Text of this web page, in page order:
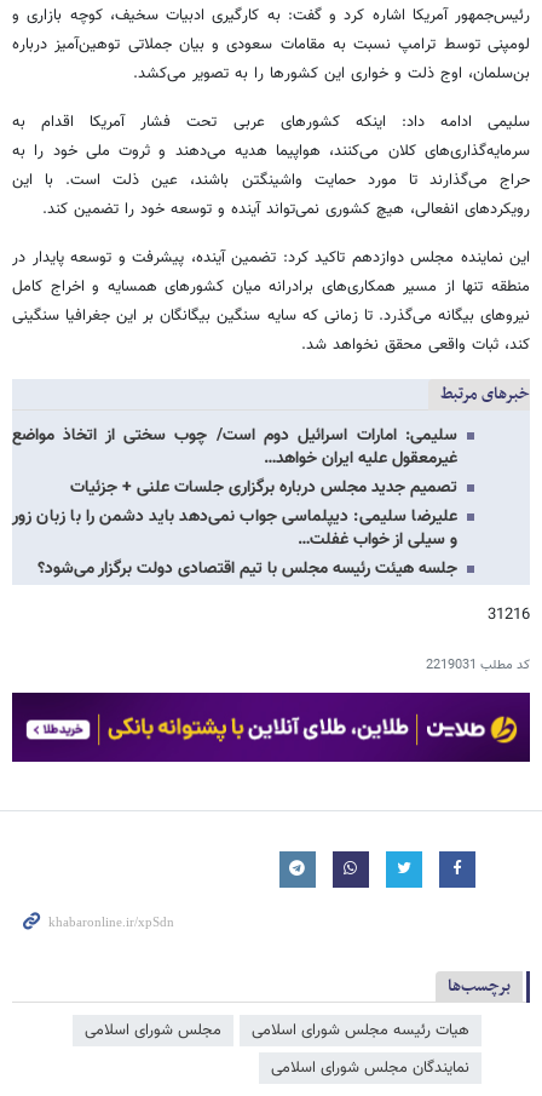
رئیس‌جمهور آمریکا اشاره کرد و گفت: به کارگیری ادبیات سخیف، کوچه بازاری و
لومپنی توسط ترامپ نسبت به مقامات سعودی و بیان جملاتی توهین‌آمیز درباره
بن‌سلمان، اوج ذلت و خواری این کشورها را به تصویر می‌کشد.
سلیمی ادامه داد: اینکه کشورهای عربی تحت فشار آمریکا اقدام به
سرمایه‌گذاری‌های کلان می‌کنند، هواپیما هدیه می‌دهند و ثروت ملی خود را به
حراج می‌گذارند تا مورد حمایت واشینگتن باشند، عین ذلت است. با این
رویکردهای انفعالی، هیچ کشوری نمی‌تواند آینده و توسعه خود را تضمین کند.
این نماینده مجلس دوازدهم تاکید کرد: تضمین آینده، پیشرفت و توسعه پایدار در
منطقه تنها از مسیر همکاری‌های برادرانه میان کشورهای همسایه و اخراج کامل
نیروهای بیگانه می‌گذرد. تا زمانی که سایه سنگین بیگانگان بر این جغرافیا سنگینی
کند، ثبات واقعی محقق نخواهد شد.
خبرهای مرتبط
سلیمی: امارات اسرائیل دوم است/ چوب سختی از اتخاذ مواضع
غیرمعقول علیه ایران خواهد…
تصمیم جدید مجلس درباره برگزاری جلسات علنی + جزئیات
علیرضا سلیمی: دیپلماسی جواب نمی‌دهد باید دشمن را با زبان زور
و سیلی از خواب غفلت…
جلسه هیئت رئیسه مجلس با تیم اقتصادی دولت برگزار می‌شود؟
31216
کد مطلب 2219031
برچسب‌ها
هیات رئیسه مجلس شورای اسلامی
مجلس شورای اسلامی
نمایندگان مجلس شورای اسلامی